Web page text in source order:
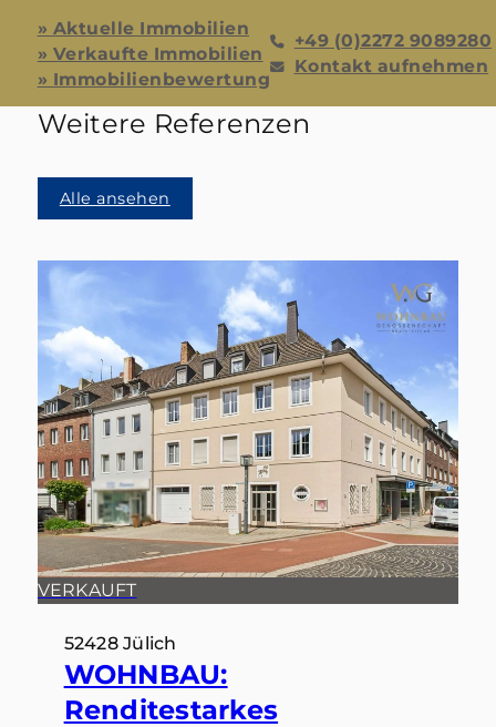
» Aktuelle Immobilien
» Verkaufte Immobilien
» Immobilienbewertung
+49 (0)2272 9089280
Kontakt aufnehmen
Weitere Referenzen
Alle ansehen
VERKAUFT
52428 Jülich
WOHNBAU:
Renditestarkes